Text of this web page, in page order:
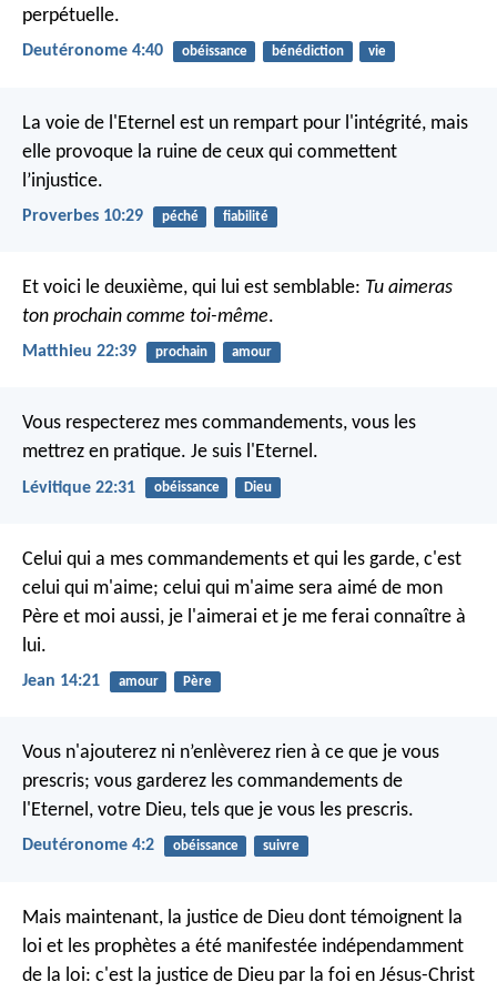
perpétuelle.
Deutéronome 4:40 obéissance bénédiction vie
La voie de l'Eternel est un rempart pour l'intégrité, mais
elle provoque la ruine de ceux qui commettent
l’injustice.
Proverbes 10:29 péché fiabilité
Et voici le deuxième, qui lui est semblable: Tu aimeras
ton prochain comme toi-même.
Matthieu 22:39 prochain amour
Vous respecterez mes commandements, vous les
mettrez en pratique. Je suis l'Eternel.
Lévitique 22:31 obéissance Dieu
Celui qui a mes commandements et qui les garde, c'est
celui qui m'aime; celui qui m'aime sera aimé de mon
Père et moi aussi, je l'aimerai et je me ferai connaître à
lui.
Jean 14:21 amour Père
Vous n'ajouterez ni n’enlèverez rien à ce que je vous
prescris; vous garderez les commandements de
l'Eternel, votre Dieu, tels que je vous les prescris.
Deutéronome 4:2 obéissance suivre
Mais maintenant, la justice de Dieu dont témoignent la
loi et les prophètes a été manifestée indépendamment
de la loi: c'est la justice de Dieu par la foi en Jésus-Christ